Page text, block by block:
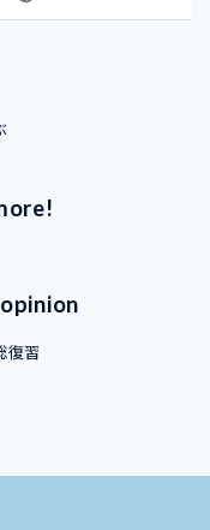
復習